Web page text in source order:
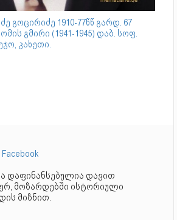
გოცირიძე 1910-77წწ გარდ. 67
გმირი (1941-1945) დაბ. სოფ.
კახეთი.
Facebook
დაფინანსებულია დავით
მოზარდებში ისტორიული
მიზნით.